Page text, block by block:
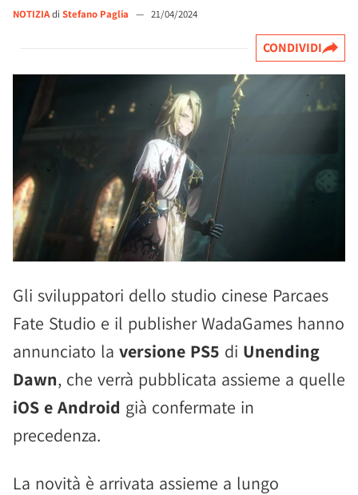
NOTIZIAdi Stefano Paglia — 21/04/2024
CONDIVIDI
Gli sviluppatori dello studio cinese Parcaes
Fate Studio e il publisher WadaGames hanno
annunciato la versione PS5 di Unending
Dawn, che verrà pubblicata assieme a quelle
iOS e Android già confermate in
precedenza.
La novità è arrivata assieme a lungo